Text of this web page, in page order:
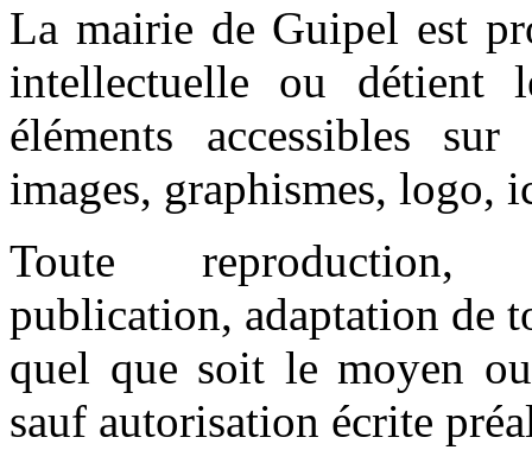
La mairie de Guipel est
intellectuelle ou détient
éléments accessibles
images, graphismes, logo,
Toute reproduction,
publication, adaptation de
quel que soit le moyen
sauf autorisation écrite